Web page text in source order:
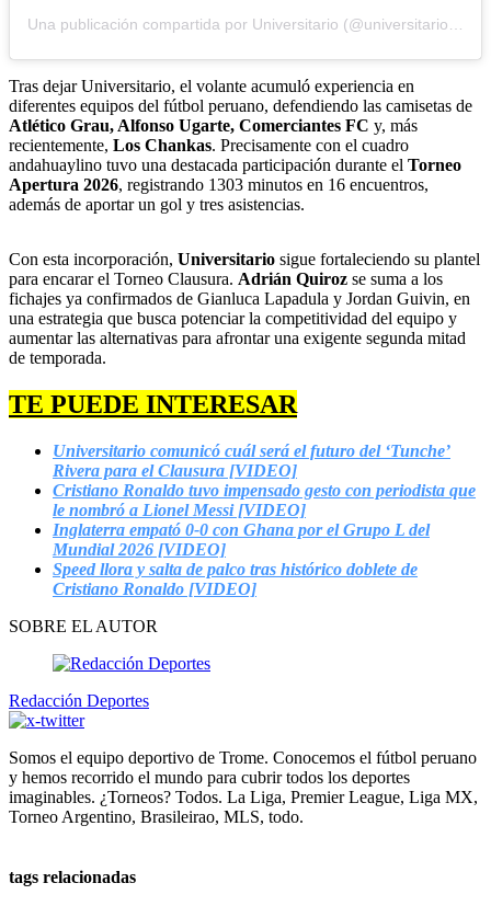
Una publicación compartida por Universitario (@universitario1924)
Tras dejar Universitario, el volante acumuló experiencia en
diferentes equipos del fútbol peruano, defendiendo las camisetas de
Atlético Grau, Alfonso Ugarte, Comerciantes FC y, más
recientemente, Los Chankas. Precisamente con el cuadro
andahuaylino tuvo una destacada participación durante el Torneo
Apertura 2026, registrando 1303 minutos en 16 encuentros,
además de aportar un gol y tres asistencias.
Con esta incorporación, Universitario sigue fortaleciendo su plantel
para encarar el Torneo Clausura. Adrián Quiroz se suma a los
fichajes ya confirmados de Gianluca Lapadula y Jordan Guivin, en
una estrategia que busca potenciar la competitividad del equipo y
aumentar las alternativas para afrontar una exigente segunda mitad
de temporada.
TE PUEDE INTERESAR
Universitario comunicó cuál será el futuro del ‘Tunche’
Rivera para el Clausura [VIDEO]
Cristiano Ronaldo tuvo impensado gesto con periodista que
le nombró a Lionel Messi [VIDEO]
Inglaterra empató 0-0 con Ghana por el Grupo L del
Mundial 2026 [VIDEO]
Speed llora y salta de palco tras histórico doblete de
Cristiano Ronaldo [VIDEO]
SOBRE EL AUTOR
Redacción Deportes
Somos el equipo deportivo de Trome. Conocemos el fútbol peruano
y hemos recorrido el mundo para cubrir todos los deportes
imaginables. ¿Torneos? Todos. La Liga, Premier League, Liga MX,
Torneo Argentino, Brasileirao, MLS, todo.
tags relacionadas